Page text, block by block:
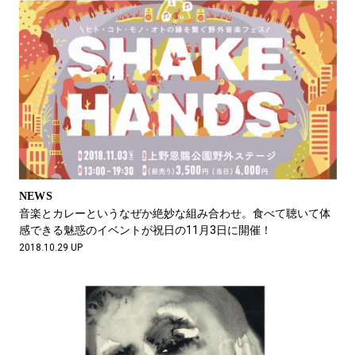
NEWS
音楽とカレーというなぜか絶妙な組み合わせ。食べて聴いて体
感できる魅惑のイベントが祝日の11月3日に開催！
2018.10.29 UP